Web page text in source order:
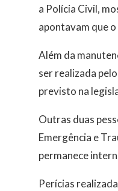
a Polícia Civil,
apontavam que
Além da
ser realizada
previsto na
Outras duas
Emergência e
permanece
Perícias